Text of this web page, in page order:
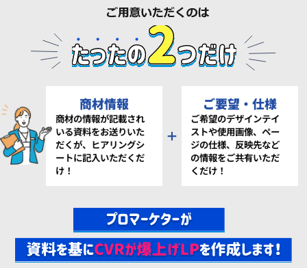
商材情報
商材の情報が記載され
いる資料をお送りいた
だくが、ヒアリングシ
ートに記入いただくだ
け！
＋
ご要望・仕様
ご希望のデザインテイ
ストや使用画像、ペー
ジの仕様、反映先など
の情報をご共有いただ
くだけ！